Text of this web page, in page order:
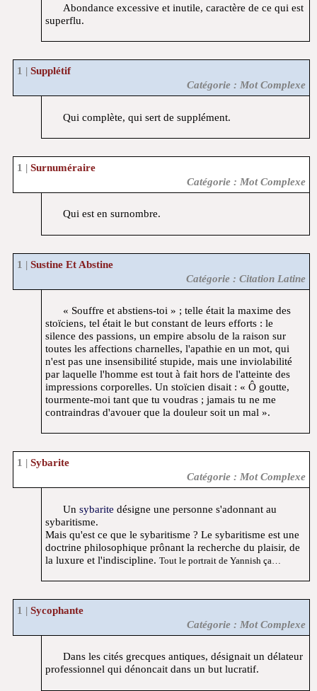
Abondance excessive et inutile, caractère de ce qui est
superflu.
Supplétif
Catégorie : Mot Complexe
Qui complète, qui sert de supplément.
Surnuméraire
Catégorie : Mot Complexe
Qui est en surnombre.
Sustine Et Abstine
Catégorie : Citation Latine
« Souffre et abstiens-toi » ; telle était la maxime des
stoïciens, tel était le but constant de leurs efforts : le
silence des passions, un empire absolu de la raison sur
toutes les affections charnelles, l'apathie en un mot, qui
n'est pas une insensibilité stupide, mais une inviolabilité
par laquelle l'homme est tout à fait hors de l'atteinte des
impressions corporelles. Un stoïcien disait : « Ô goutte,
tourmente-moi tant que tu voudras ; jamais tu ne me
contraindras d'avouer que la douleur soit un mal ».
Sybarite
Catégorie : Mot Complexe
Un sybarite désigne une personne s'adonnant au
sybaritisme.
Mais qu'est ce que le sybaritisme ? Le sybaritisme est une
doctrine philosophique prônant la recherche du plaisir, de
la luxure et l'indiscipline. Tout le portrait de Yannish ça…
Sycophante
Catégorie : Mot Complexe
Dans les cités grecques antiques, désignait un délateur
professionnel qui dénoncait dans un but lucratif.